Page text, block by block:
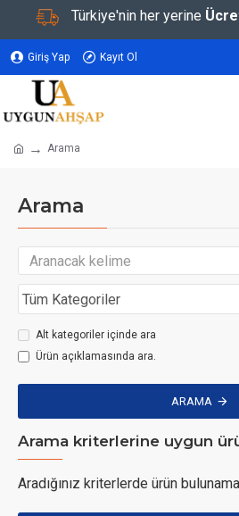
Türkiye'nin her yerine
Giriş Yap Kayıt Ol
Arama
Arama
Alt kategoriler içinde ara
Ürün açıklamasında ara.
ARAMA
Arama kriterlerine uygun
Aradığınız kriterlerde ürün